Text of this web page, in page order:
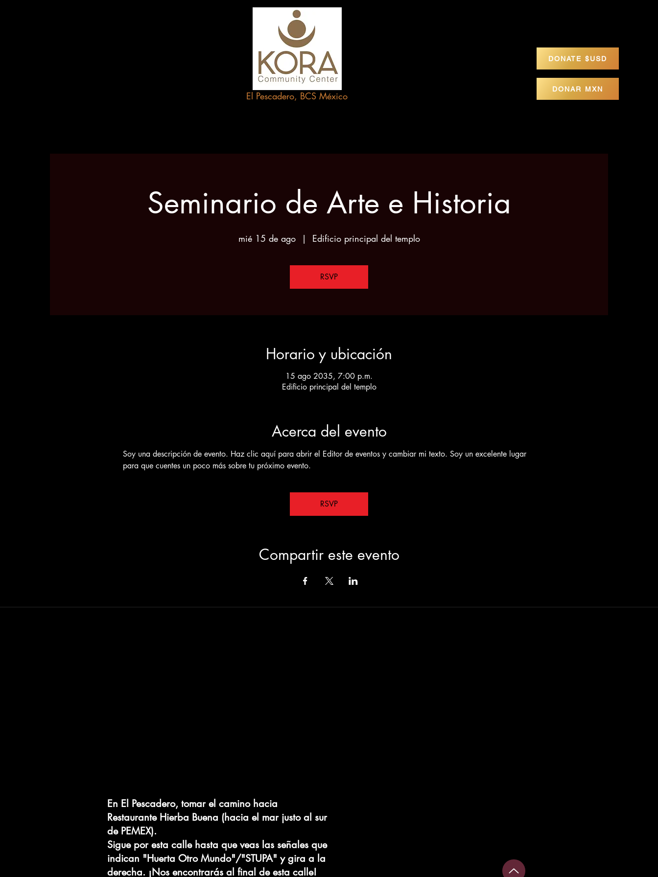
El Pescadero, BCS México
DONATE $USD
DONAR MXN
Seminario de Arte e Historia
mié 15 de ago
  |
Edificio principal del templo
RSVP
Horario y ubicación
15 ago 2035, 7:00 p.m.
Edificio principal del templo
Acerca del evento
Soy una descripción de evento. Haz clic aquí para abrir el Editor de eventos y cambiar mi texto. Soy un excelente lugar
para que cuentes un poco más sobre tu próximo evento.
RSVP
Compartir este evento
En El Pescadero, tomar el camino hacia
Restaurante Hierba Buena (hacia el mar justo al sur
de PEMEX).
Sigue por esta calle hasta que veas las señales que
indican "Huerta Otro Mundo"/"STUPA" y gira a la
derecha. ¡Nos encontrarás al final de esta calle!